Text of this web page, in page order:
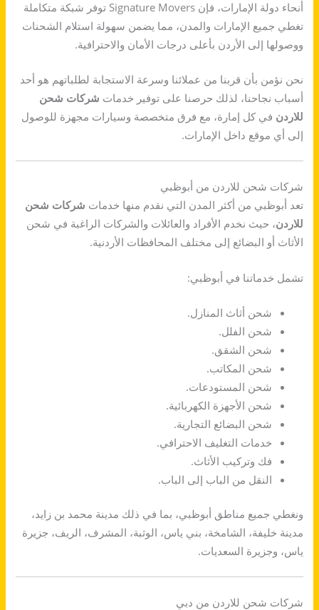
أنحاء دولة الإمارات، فإن Signature Movers توفر شبكة متكاملة
تغطي جميع الإمارات والمدن، مما يضمن سهولة استلام الشحنات
ووصولها إلى الأردن بأعلى درجات الأمان والاحترافية.
نحن نؤمن بأن قربنا من عملائنا وسرعة الاستجابة لطلباتهم هو أحد
أسباب نجاحنا، لذلك حرصنا على توفير خدمات شركات شحن
للاردن في كل إمارة، مع فرق متخصصة وسيارات مجهزة للوصول
إلى أي موقع داخل الإمارات.
شركات شحن للاردن من أبوظبي
تعد أبوظبي من أكثر المدن التي نقدم منها خدمات شركات شحن
للاردن، حيث نخدم الأفراد والعائلات والشركات الراغبة في شحن
الأثاث أو البضائع إلى مختلف المحافظات الأردنية.
تشمل خدماتنا في أبوظبي:
شحن أثاث المنازل.
شحن الفلل.
شحن الشقق.
شحن المكاتب.
شحن المستودعات.
شحن الأجهزة الكهربائية.
شحن البضائع التجارية.
خدمات التغليف الاحترافي.
فك وتركيب الأثاث.
النقل من الباب إلى الباب.
ونغطي جميع مناطق أبوظبي، بما في ذلك مدينة محمد بن زايد،
مدينة خليفة، الشامخة، بني ياس، الوثبة، المشرف، الريف، جزيرة
ياس، وجزيرة السعديات.
شركات شحن للاردن من دبي